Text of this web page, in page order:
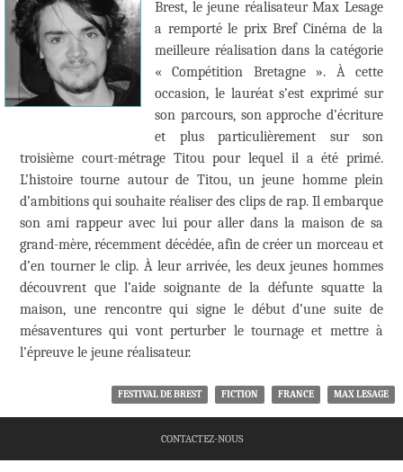
Brest, le jeune réalisateur Max Lesage
a remporté le prix Bref Cinéma de la
meilleure réalisation dans la catégorie
« Compétition Bretagne ». À cette
occasion, le lauréat s’est exprimé sur
son parcours, son approche d’écriture
et plus particulièrement sur son
troisième court-métrage Titou pour lequel il a été primé.
L’histoire tourne autour de Titou, un jeune homme plein
d’ambitions qui souhaite réaliser des clips de rap. Il embarque
son ami rappeur avec lui pour aller dans la maison de sa
grand-mère, récemment décédée, afin de créer un morceau et
d’en tourner le clip. À leur arrivée, les deux jeunes hommes
découvrent que l’aide soignante de la défunte squatte la
maison, une rencontre qui signe le début d’une suite de
mésaventures qui vont perturber le tournage et mettre à
l’épreuve le jeune réalisateur.
FESTIVAL DE BREST FICTION FRANCE MAX LESAGE
CONTACTEZ-NOUS